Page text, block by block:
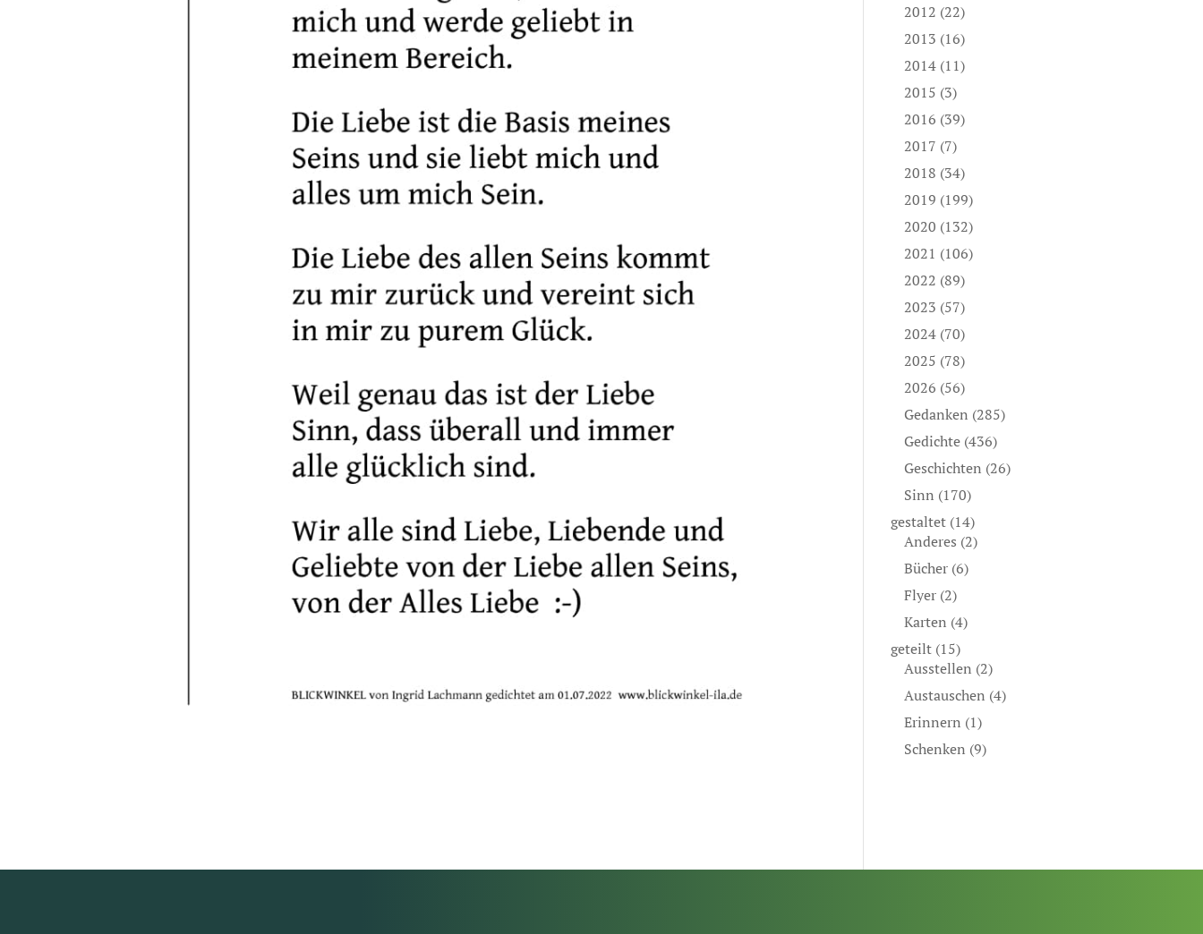
2012 (22)
2013 (16)
2014(11)
2015 (3)
2016 (39)
2017 (7)
2018 (34)
2019 (199)
2020 (132)
2021 (106)
2022 (89)
2023 (57)
2024(70)
2025 (78)
2026 (56)
Gedanken (285)
Gedichte(436)
Geschichten (26)
Sinn (170)
gestaltet(14)
Anderes (2)
Bücher(6)
Flyer(2)
Karten (4)
geteilt(15)
Ausstellen (2)
Austauschen (4)
Erinnern (1)
Schenken (9)